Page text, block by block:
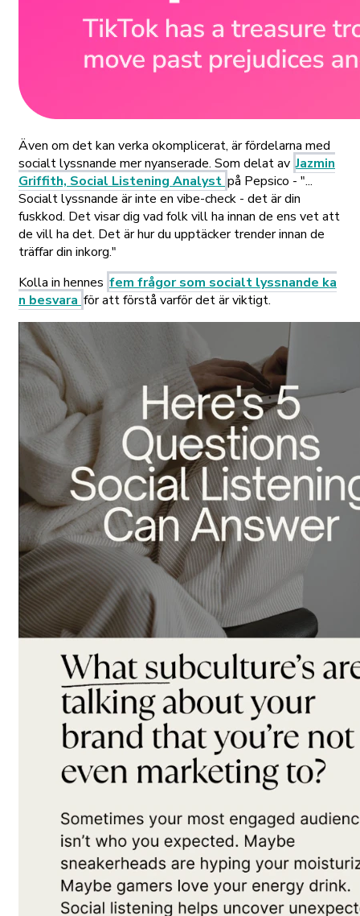
Även om det kan verka okomplicerat, är fördelarna med
socialt lyssnande mer nyanserade. Som delat av Jazmin
Griffith, Social Listening Analyst på Pepsico - "...
Socialt lyssnande är inte en vibe-check - det är din
fuskkod. Det visar dig vad folk vill ha innan de ens vet att
de vill ha det. Det är hur du upptäcker trender innan de
träffar din inkorg."
Kolla in hennes fem frågor som socialt lyssnande ka
n besvara för att förstå varför det är viktigt.